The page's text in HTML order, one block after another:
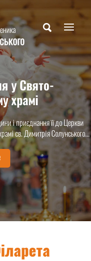
у Свято-
храмі
і приєднання її до Церкви
св. Димитрія Солунського...